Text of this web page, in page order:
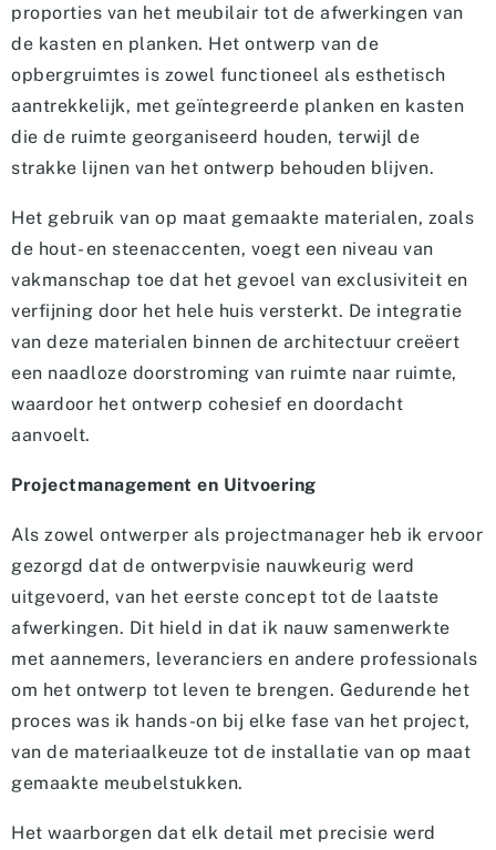
proporties van het meubilair tot de afwerkingen van
de kasten en planken. Het ontwerp van de
opbergruimtes is zowel functioneel als esthetisch
aantrekkelijk, met geïntegreerde planken en kasten
die de ruimte georganiseerd houden, terwijl de
strakke lijnen van het ontwerp behouden blijven.
Het gebruik van op maat gemaakte materialen, zoals
de hout- en steenaccenten, voegt een niveau van
vakmanschap toe dat het gevoel van exclusiviteit en
verfijning door het hele huis versterkt. De integratie
van deze materialen binnen de architectuur creëert
een naadloze doorstroming van ruimte naar ruimte,
waardoor het ontwerp cohesief en doordacht
aanvoelt.
Projectmanagement en Uitvoering
Als zowel ontwerper als projectmanager heb ik ervoor
gezorgd dat de ontwerpvisie nauwkeurig werd
uitgevoerd, van het eerste concept tot de laatste
afwerkingen. Dit hield in dat ik nauw samenwerkte
met aannemers, leveranciers en andere professionals
om het ontwerp tot leven te brengen. Gedurende het
proces was ik hands-on bij elke fase van het project,
van de materiaalkeuze tot de installatie van op maat
gemaakte meubelstukken.
Het waarborgen dat elk detail met precisie werd